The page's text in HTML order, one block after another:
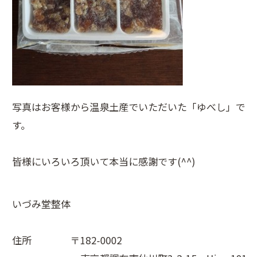
写真はお客様から温泉土産でいただいた「ゆべし」で
す。
皆様にいろいろ頂いて本当に感謝です(^^)
いづみ堂整体
住所 〒182-0002